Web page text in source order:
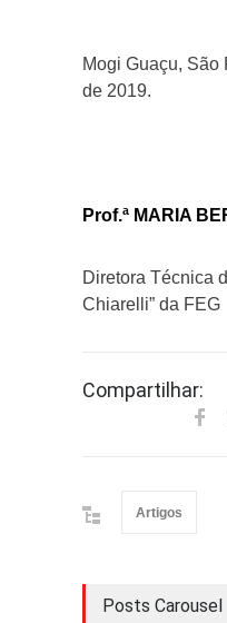
Mogi Guaçu, São
de 2019.
Prof.ª MARIA
Diretora Técnica
Chiarelli” da FEG
Compartilhar:
Artigos
Posts Carousel